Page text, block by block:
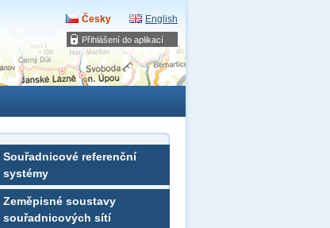
Přihlášení do aplikací
Česky English
Souřadnicové referenční
systémy
Zeměpisné soustavy
souřadnicových sítí